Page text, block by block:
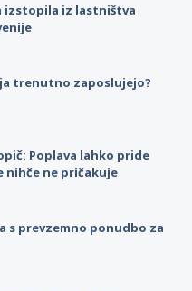
izstopila iz lastništva
trenutno zaposlujejo?
Poplava lahko pride
nihče ne pričakuje
s prevzemno ponudbo za